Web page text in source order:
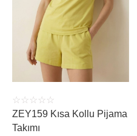
ÜRÜNÜ İNCELE
☆ ☆ ☆ ☆ ☆
ZEY159 Kısa Kollu Pijama
Takımı